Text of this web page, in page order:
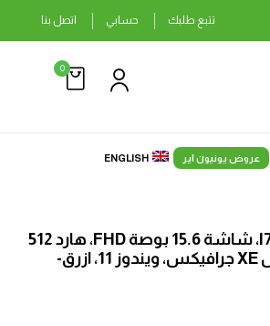
تتبع طلبك حسابي اتصل بنا
0
عروض يونيون اير ENGLISH
لينوفو | لاب توب، ايديا باد 1، انتل كور I7-1255U، شاشة 15.6 بوصة FHD، هارد 512
جيجا SSD، رام 8 جيجا، كارت شاشة انتل ايريس XE جرافيكس، ويندوز 11، ازرق-